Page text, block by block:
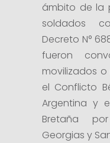
ámbito de la
soldados
Decreto N°
fueron
movilizados
el Conflicto
Argentina y
Bretaña
Georgias y